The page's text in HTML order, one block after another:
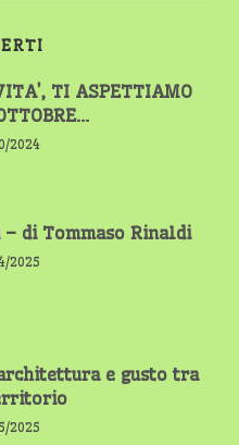
TI ASPETTIAMO
2024
di Tommaso Rinaldi
2025
e gusto tra
2025